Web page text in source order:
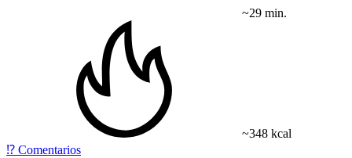
~29 min.
~348 kcal
⁉️ Comentarios